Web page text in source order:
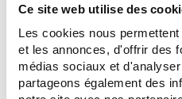
Ce site web utilise des
Les cookies nous
et les annonces, d'offrir des
médias sociaux et
partageons également des
URIAGE ROSELIANE SOIN ANTI
14,80 €
11,84 €
NOTIFY ME